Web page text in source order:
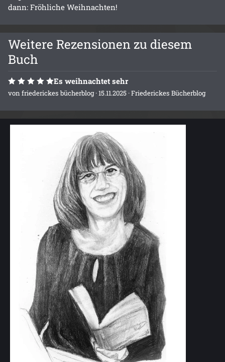
dann: Fröhliche Weihnachten!
Weitere Rezensionen zu diesem
Buch
Es weihnachtet sehr
vonfriederickes bücherblog· 15.11.2025 ·Friederickes Bücherblog